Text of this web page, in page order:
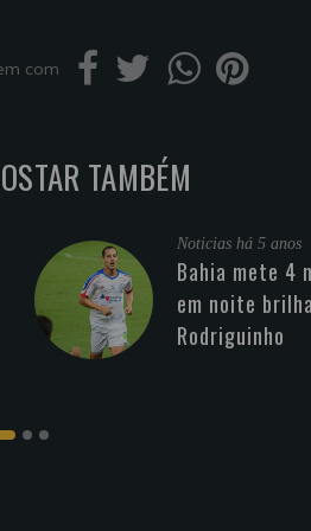
com
TAMBÉM
Noticias há 5 anos
Bahia mete 4
em noite
Rodriguinho